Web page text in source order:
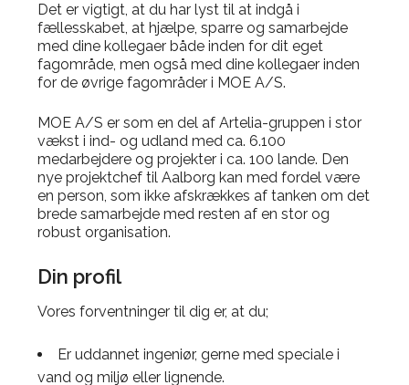
Det er vigtigt, at du har lyst til at indgå i
fællesskabet, at hjælpe, sparre og samarbejde
med dine kollegaer både inden for dit eget
fagområde, men også med dine kollegaer inden
for de øvrige fagområder i MOE A/S.
MOE A/S er som en del af Artelia-gruppen i stor
vækst i ind- og udland med ca. 6.100
medarbejdere og projekter i ca. 100 lande. Den
nye projektchef til Aalborg kan med fordel være
en person, som ikke afskrækkes af tanken om det
brede samarbejde med resten af en stor og
robust organisation.
Din profil
Vores forventninger til dig er, at du;
Er uddannet ingeniør, gerne med speciale i
vand og miljø eller lignende.